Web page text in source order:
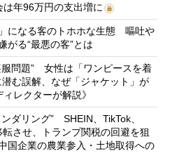
年96万円の支出増に
になる客のトホホな生態 嘔吐や
がる“最悪の客”とは
服問題” 女性は「ワンピースを着
む誤解、なぜ「ジャケット」が
レクターが解説》
ダリング” SHEIN、TikTok、
させ、トランプ関税の回避を狙
企業の農業参入・土地取得への